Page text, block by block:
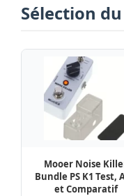
Sélection
Mooer Noise
Bundle PS K1 Test, Avis
et Comparatif